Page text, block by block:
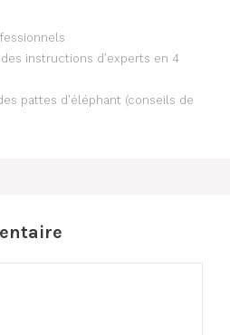
des instructions d’experts en 4
pattes d’éléphant (conseils de